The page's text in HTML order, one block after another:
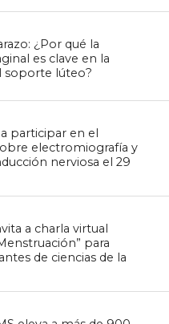
¿Por qué la
es clave en la
soporte lúteo?
participar en el
electromiografía y
nerviosa el 29
a charla virtual
para
de ciencias de la